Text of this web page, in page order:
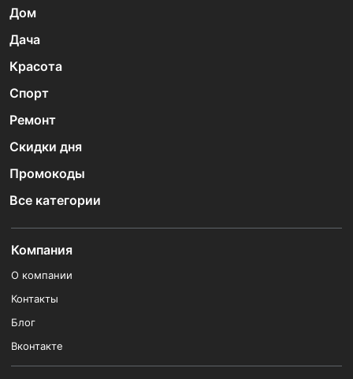
Дом
Дача
Красота
Спорт
Ремонт
Скидки дня
Промокоды
Все категории
Компания
О компании
Контакты
Блог
Вконтакте